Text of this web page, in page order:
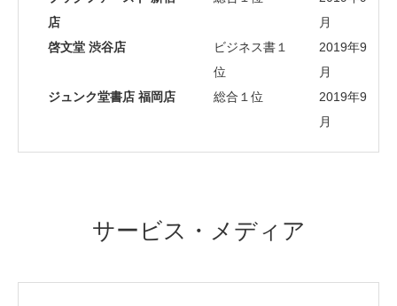
店
月
啓文堂 渋谷店
ビジネス書１
位
2019年9
月
ジュンク堂書店 福岡店
総合１位
2019年9
月
サービス・メディア